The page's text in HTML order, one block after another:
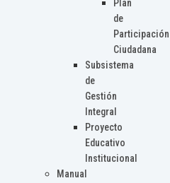
Plan
de
Participación
Ciudadana
Subsistema
de
Gestión
Integral
Proyecto
Educativo
Institucional
Manual